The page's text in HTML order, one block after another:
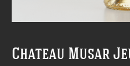
Chateau Musar